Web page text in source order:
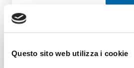
Questo sito web utilizza i cookie
Decreto n.188 del 2024